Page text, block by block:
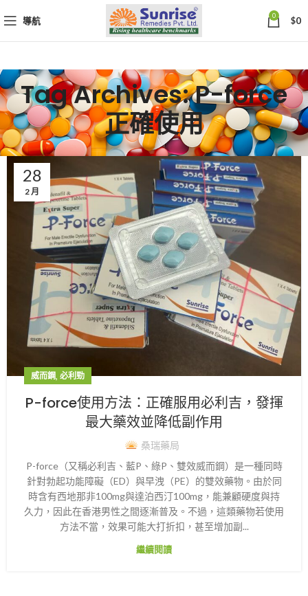
導航 0 $0
Tag Archives: P-force
正確使用
28
2 月
威而鋼, 必利勁
P-force使用方法：正確服用必利吉，發揮
最大藥效並降低副作用
桑瑞藥局
P-force（又稱必利吉、藍P、綠P、雙效威而鋼）是一種同時
針對勃起功能障礙（ED）與早洩（PE）的雙效藥物。由於同
時含有西地那非100mg與達泊西汀100mg，能兼顧硬度與持
久力，因此在香港男性之間逐漸普及。不過，這類藥物若使用
方法不當，效果可能大打折扣，甚至增加副...
繼續閱讀